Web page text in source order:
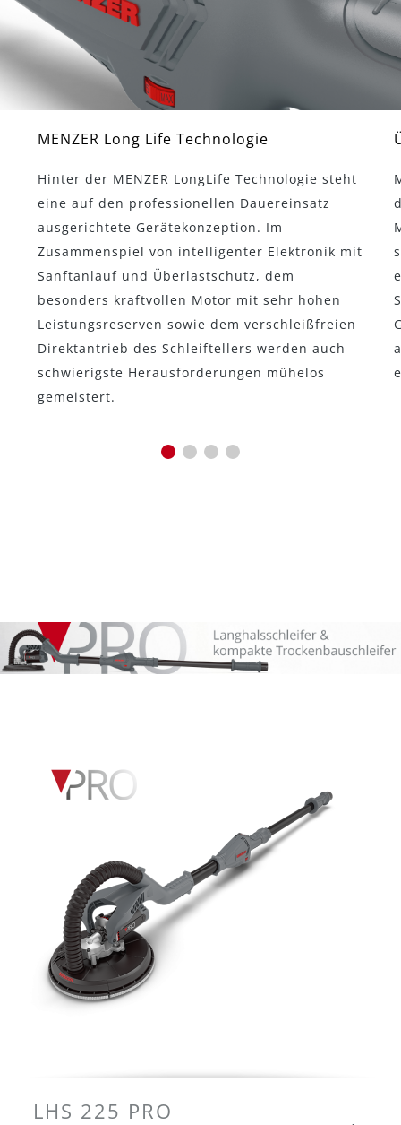
MENZER Long Life Technologie
Hinter der MENZER LongLife Technologie steht
eine auf den professionellen Dauereinsatz
ausgerichtete Gerätekonzeption. Im
Zusammenspiel von intelligenter Elektronik mit
Sanftanlauf und Überlastschutz, dem
besonders kraftvollen Motor mit sehr hohen
Leistungsreserven sowie dem verschleißfreien
Direktantrieb des Schleiftellers werden auch
schwierigste Herausforderungen mühelos
gemeistert.
LHS 225 PRO